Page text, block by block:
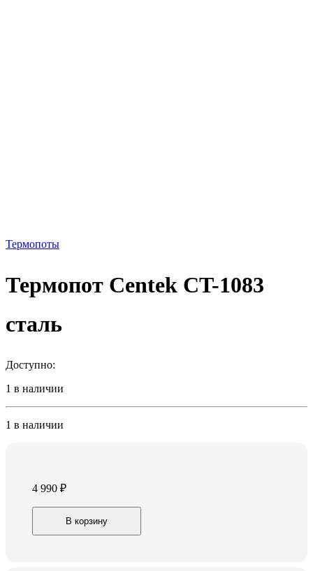
Термопоты
Термопот Centek CT-1083
сталь
Доступно:
1 в наличии
1 в наличии
4 990₽
Термопот
CT-
В корзину